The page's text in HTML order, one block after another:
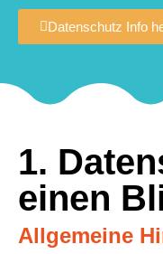
Datenschutz Info
1.
einen
Allgemeine